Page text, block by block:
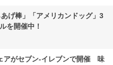
げ棒」「アメリカンドッグ」3
を開催中！
アがセブン-イレブンで開催 味